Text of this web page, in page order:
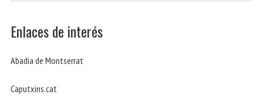
Enlaces de interés
Abadia de Montserrat
Caputxins.cat